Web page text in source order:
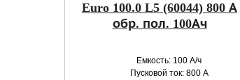
Euro 100.0 L5 (60044) 800 А
обр. пол. 100Ач
Емкость: 100 А/ч
Пусковой ток: 800 А